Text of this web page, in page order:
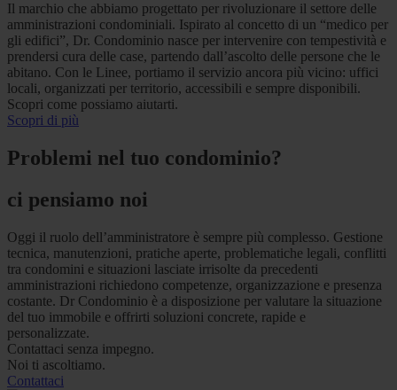
Il marchio che abbiamo progettato per rivoluzionare il settore delle
amministrazioni condominiali. Ispirato al concetto di un “medico per
gli edifici”, Dr. Condominio nasce per intervenire con tempestività e
prendersi cura delle case, partendo dall’ascolto delle persone che le
abitano. Con le Linee, portiamo il servizio ancora più vicino: uffici
locali, organizzati per territorio, accessibili e sempre disponibili.
Scopri come possiamo aiutarti.
Scopri di più
Problemi nel tuo condominio?
ci pensiamo noi
Oggi il ruolo dell’amministratore è sempre più complesso. Gestione
tecnica, manutenzioni, pratiche aperte, problematiche legali, conflitti
tra condomini e situazioni lasciate irrisolte da precedenti
amministrazioni richiedono competenze, organizzazione e presenza
costante. Dr Condominio è a disposizione per valutare la situazione
del tuo immobile e offrirti soluzioni concrete, rapide e
personalizzate.
Contattaci senza impegno.
Noi ti ascoltiamo.
Contattaci